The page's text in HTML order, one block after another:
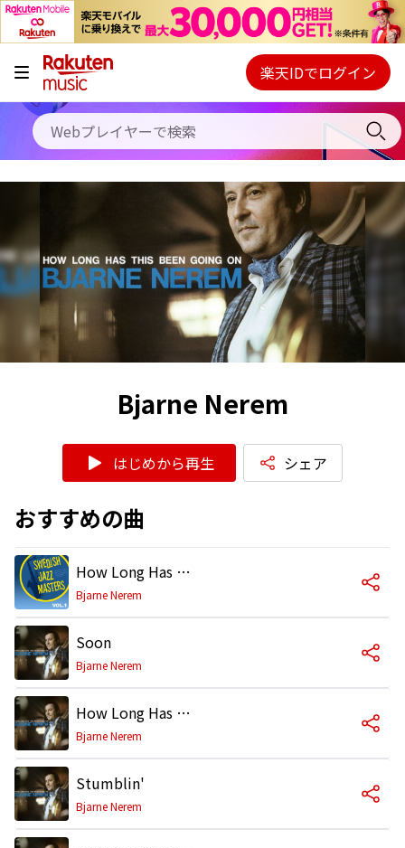
キャンペーン
料金プラン
使い方
初回30日間無料お試し
Webプレイヤー
ご契約内容の確認・変更
楽天IDでログイン
Bjarne Nerem
はじめから再生 シェア
おすすめの曲
How Long Has This Been Going On
Bjarne Nerem
Soon
Bjarne Nerem
How Long Has This Been Going On
Bjarne Nerem
Stumblin'
Bjarne Nerem